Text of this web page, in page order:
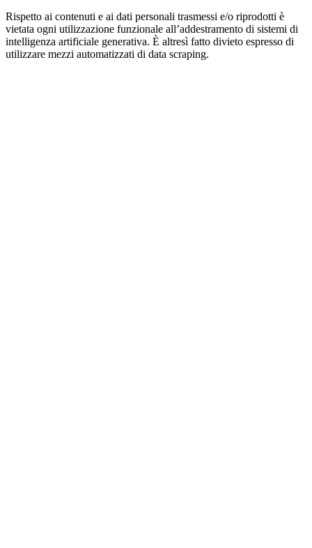
Rispetto ai contenuti e ai dati personali trasmessi e/o riprodotti è
vietata ogni utilizzazione funzionale all’addestramento di sistemi di
intelligenza artificiale generativa. È altresì fatto divieto espresso di
utilizzare mezzi automatizzati di data scraping.